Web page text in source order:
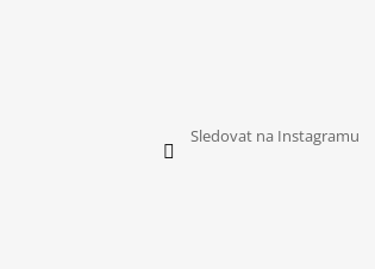
Sledovat na Instagramu